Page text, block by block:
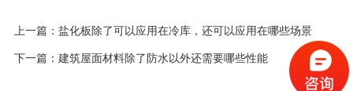
上一篇： 盐化板除了可以应用在冷库，还可以应用在哪些场景
下一篇： 建筑屋面材料除了防水以外还需要哪些性能